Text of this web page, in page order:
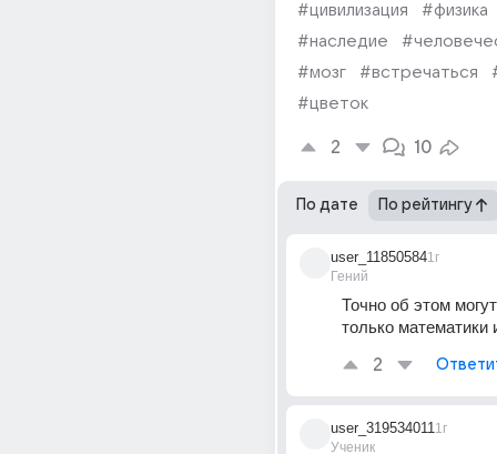
#цивилизация
#физика
#наследие
#мозг
#встречаться
#цветок
2 10
По дате По рейтингу
user_11850584
Гений
1г
Точно об этом
только математики
2
user_319534011
Ученик
1г